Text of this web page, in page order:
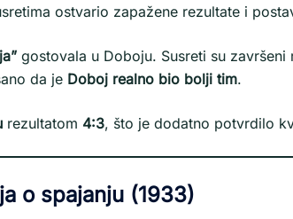
ostvario zapažene rezultate i
gostovala u Doboju. Susreti su
da je Doboj realno bio bolji tim.
rezultatom 4:3, što je dodatno potvrdilo
o spajanju (1933)